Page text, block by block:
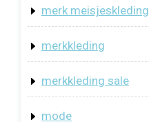
merk meisjeskleding
merkkleding
merkkleding sale
mode